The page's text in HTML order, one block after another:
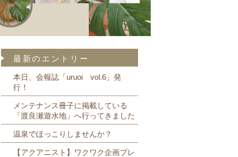
最新のエントリー
本日、会報誌「uruoi vol.6」発
行！
メンテナンス冊子に掲載している
「渡良瀬遊水地」へ行ってきました
温泉でほっこりしませんか？
【アクアニスト】ワクワク企画プレ